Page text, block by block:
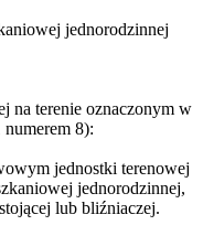
jednorodzinnej
na terenie oznaczonym w
8):
jednostki terenowej
jednorodzinnej,
lub bliźniaczej.